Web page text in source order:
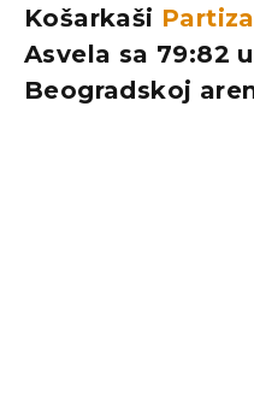
Košarkaši
Asvela sa 79:82
Beogradskoj